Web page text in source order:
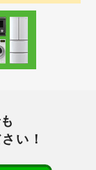
い！